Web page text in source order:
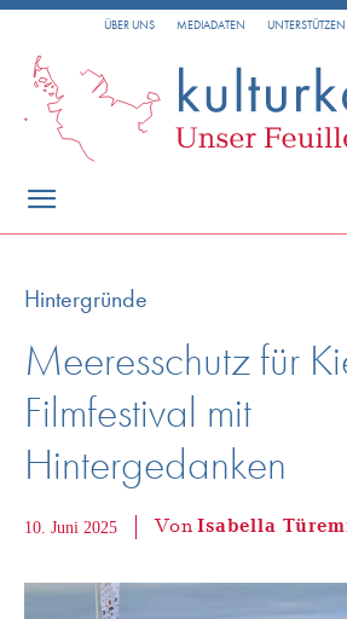
ÜBER UNS MEDIADATEN UNTERSTÜTZEN
Hintergründe
Meeresschutz für
Filmfestival mit
Hintergedanken
10. Juni 2025 VonIsabella